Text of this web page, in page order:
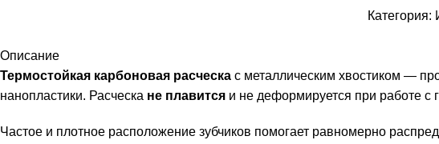
Категория:
Описание
Термостойкая карбоновая расческа с металлическим хвостиком —
нанопластики. Расческа не плавится и не деформируется при работе
Частое и плотное расположение зубчиков помогает равномерно